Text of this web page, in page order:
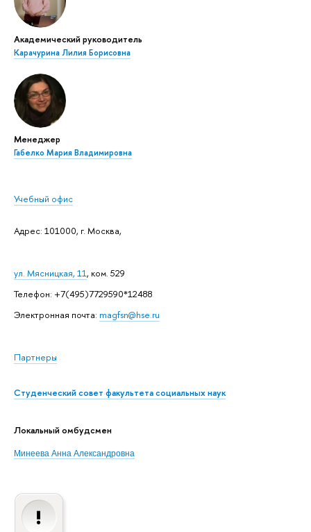
Академический руководитель
Карачурина Лилия Борисовна
Менеджер
Габелко Мария Владимировна
Учебный офис
Адрес: 101000, г. Москва,
ул. Мясницкая, 11, ком. 529
Телефон: +7(495)7729590*12488
Электронная почта: magfsn@hse.ru
Партнеры
Студенческий совет факультета социальных наук
Локальный омбудсмен
Минеева Анна Александровна